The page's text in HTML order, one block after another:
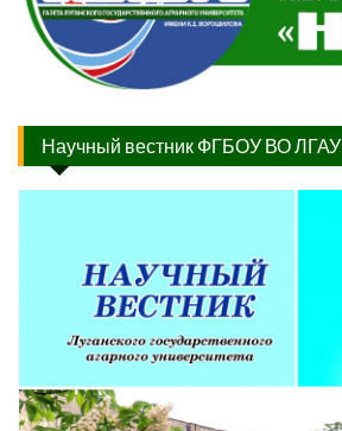
Научный вестник ФГБОУ ВО ЛГАУ